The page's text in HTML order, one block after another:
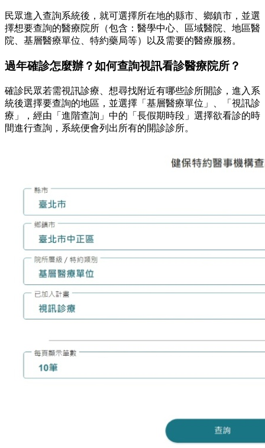
民眾進入查詢系統後，就可選擇所在地的縣市、鄉鎮市，並選
擇想要查詢的醫療院所（包含：醫學中心、區域醫院、地區醫
院、基層醫療單位、特約藥局等）以及需要的醫療服務。
過年確診怎麼辦？如何查詢視訊看診醫療院所？
確診民眾若需視訊診療、想尋找附近有哪些診所開診，進入系
統後選擇要查詢的地區，並選擇「基層醫療單位」、「視訊診
療」，經由「進階查詢」中的「長假期時段」選擇欲看診的時
間進行查詢，系統便會列出所有的開診診所。